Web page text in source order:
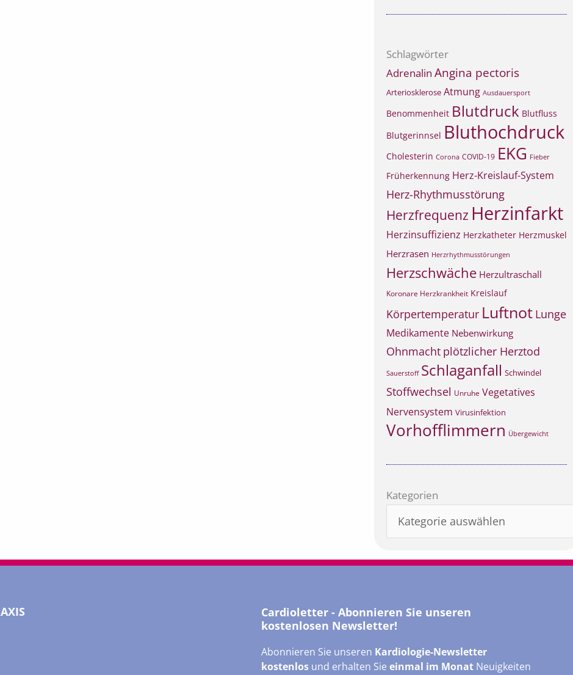
Schlagwörter
Adrenalin Angina pectoris
Arteriosklerose Atmung Ausdauersport
Benommenheit Blutdruck Blutfluss
Blutgerinnsel Bluthochdruck
Cholesterin Corona COVID-19 EKG Fieber
Früherkennung Herz-Kreislauf-System
Herz-Rhythmusstörung
Herzfrequenz Herzinfarkt
Herzinsuffizienz Herzkatheter Herzmuskel
Herzrasen Herzrhythmusstörungen
Herzschwäche Herzultraschall
Koronare Herzkrankheit Kreislauf
Körpertemperatur Luftnot Lunge
Medikamente Nebenwirkung
Ohnmacht plötzlicher Herztod
Sauerstoff Schlaganfall Schwindel
Stoffwechsel Unruhe Vegetatives
Nervensystem Virusinfektion
Vorhofflimmern Übergewicht
Kategorien
Kategorien
Cardioletter - Abonnieren Sie unseren
kostenlosen Newsletter!
Abonnieren Sie unseren Kardiologie-Newsletter
kostenlos und erhalten Sieeinmal im Monat Neuigkeiten